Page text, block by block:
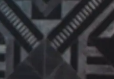
(ASCRS) 2012.
Journal of
keratectomy and
- 1331.